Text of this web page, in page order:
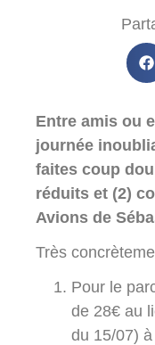
Entre amis ou
journée
faites coup
réduits et (2)
Avions de
Très
Pour le
de 28€ au
du 15/07)